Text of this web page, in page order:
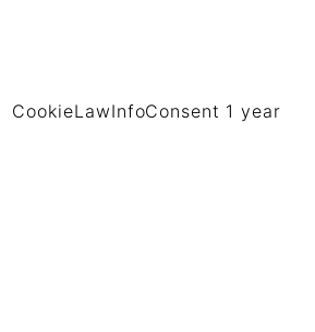
CookieLawInfoConsent 1 year